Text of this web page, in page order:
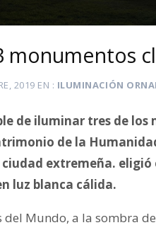
monumentos
2019 EN ILUMINACIÓN
de iluminar tres de
de la
extremeña.
luz blanca cálida.
Mundo, a la sombra